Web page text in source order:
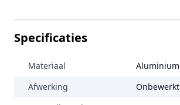
Specificaties
Materiaal
Aluminium
Afwerking
Onbewerkt